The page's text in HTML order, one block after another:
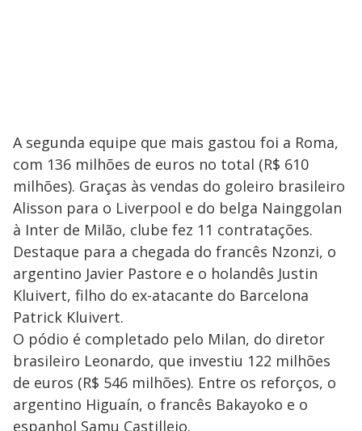
A segunda equipe que mais gastou foi a Roma,
com 136 milhões de euros no total (R$ 610
milhões). Graças às vendas do goleiro brasileiro
Alisson para o Liverpool e do belga Nainggolan
à Inter de Milão, clube fez 11 contratações.
Destaque para a chegada do francês Nzonzi, o
argentino Javier Pastore e o holandês Justin
Kluivert, filho do ex-atacante do Barcelona
Patrick Kluivert.
O pódio é completado pelo Milan, do diretor
brasileiro Leonardo, que investiu 122 milhões
de euros (R$ 546 milhões). Entre os reforços, o
argentino Higuaín, o francês Bakayoko e o
espanhol Samu Castillejo.